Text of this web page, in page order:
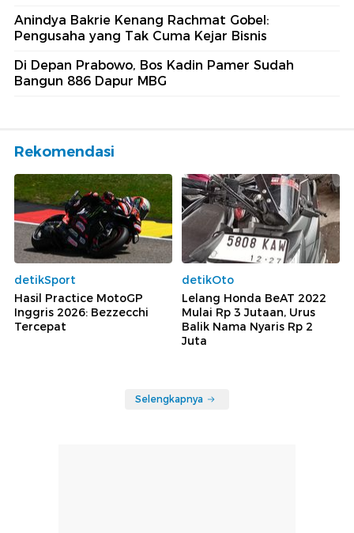
Anindya Bakrie Kenang Rachmat Gobel:
Pengusaha yang Tak Cuma Kejar Bisnis
Di Depan Prabowo, Bos Kadin Pamer Sudah
Bangun 886 Dapur MBG
Rekomendasi
detikSport
Hasil Practice MotoGP
Inggris 2026: Bezzecchi
Tercepat
detikOto
Lelang Honda BeAT 2022
Mulai Rp 3 Jutaan, Urus
Balik Nama Nyaris Rp 2
Juta
Selengkapnya